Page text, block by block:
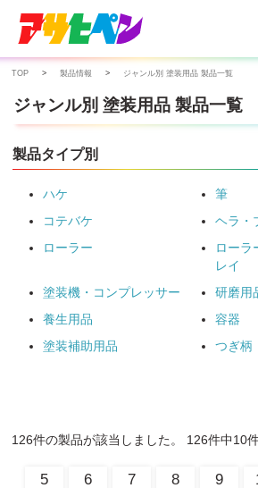
TOP 製品情報 ジャンル別 塗装用品 製品一覧
ジャンル別 塗装用品 製品一覧
製品タイプ別
ハケ
筆
コテバケ
ヘラ・
ローラー
ローラ
レイ
塗装機・コンプレッサー
研磨用
養生用品
容器
塗装補助用品
つぎ柄
126件の製品が該当しました。 126件中10
5 6 7 8 9